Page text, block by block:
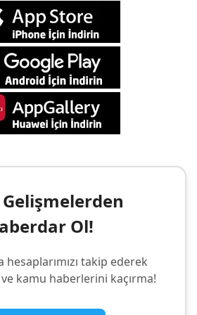
Gelişmelerden
Ol!
hesaplarımızı takip ederek
ve kamu haberlerini kaçırma!